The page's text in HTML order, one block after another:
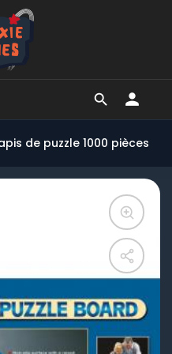

de puzzle 1000 pièces